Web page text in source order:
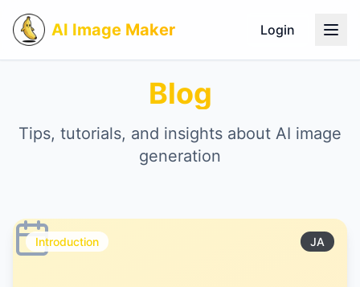
AI Image Maker Login
Blog
Tips, tutorials, and insights about AI image
generation
Introduction JA